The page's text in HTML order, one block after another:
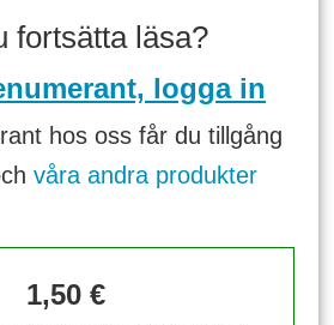
fortsätta läsa?
logga in
hos oss får du tillgång
våra andra produkter
1,50 €